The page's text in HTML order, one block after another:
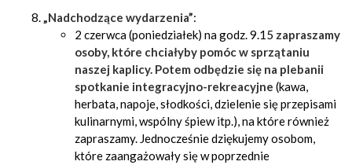
„Nadchodzące wydarzenia”:
2 czerwca (poniedziałek) na godz. 9.15 zapraszamy
osoby, które chciałyby pomóc w sprzątaniu
naszej kaplicy. Potem odbędzie się na plebanii
spotkanie integracyjno-rekreacyjne (kawa,
herbata, napoje, słodkości, dzielenie się przepisami
kulinarnymi, wspólny śpiew itp.), na które również
zapraszamy. Jednocześnie dziękujemy osobom,
które zaangażowały się w poprzednie